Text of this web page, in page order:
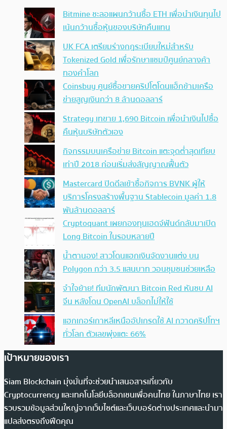
Bitmine ชะลอแผนกว้านซื้อ ETH เพื่อนำเงินทุนไป
เน้นกว้านซื้อหุ้นของบริษัทคืนแทน
UK FCA เตรียมร่างกฎระเบียบใหม่สำหรับ
Tokenized Gold เพื่อรักษาแชมป์ศูนย์กลางค้า
ทองคำโลก
Coinsbuy ศูนย์ซื้อขายคริปโตโดนแฮ็กข้ามเครือ
ข่ายสูญเงินกว่า 8 ล้านดอลลาร์
Strategy เทขาย 1,690 Bitcoin เพื่อนำเงินไปซื้อ
คืนหุ้นบริษัทตัวเอง
กิจกรรมบนเครือข่าย Bitcoin แตะจุดต่ำสุดเทียบ
เท่าปี 2018 ก่อนเริ่มส่งสัญญาณฟื้นตัว
Mastercard ปิดดีลเข้าซื้อกิจการ BVNK ผู้ให้
บริการโครงสร้างพื้นฐาน Stablecoin มูลค่า 1.8
พันล้านดอลลาร์
Cryptoquant เผยกองทุนเฮดจ์ฟันด์กลับมาเปิด
Long Bitcoin ในรอบหลายปี
น้ำตานอง! สาวโดนแฮกเงินจัดงานแต่ง บน
Polygon กว่า 3.5 แสนบาท วอนชุมชนช่วยเหลือ
จำใจย้าย! ทีมนักพัฒนา Bitcoin Red หันซบ AI
จีน หลังโดน OpenAI บล็อกไม่ให้ใช้
แฮกเกอร์เกาหลีเหนืออัปเกรดใช้ AI กวาดคริปโทฯ
ทั่วโลก ตัวเลขพุ่งแตะ 66%
เป้าหมายของเรา
Siam Blockchain มุ่งมั่นที่จะช่วยนำเสนอสารเกี่ยวกับ
Cryptocurrency และเทคโนโลยีบล็อกเชนเพื่อคนไทย ในภาษาไทย เรา
รวบรวมข้อมูลส่วนใหญ่จากเว็บไซต์และเว็บบอร์ดต่างประเทศและนำมา
แปลส่งตรงถึงฟีดคุณ